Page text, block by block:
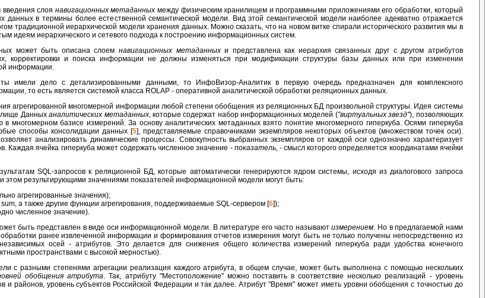
слоя навигационных метаданных между физическим хранилищем и программными приложениями его обработки, который
в термины более естественной семантической модели. Вид этой семантической модели наиболее адекватно отражается
традиционной иерархической модели хранения данных. Можно сказать, что на новом витке спирали исторического развития мы в
идеям иерархического и сетевого подхода к построению информационных систем.
может быть описана слоем навигационных метаданныхи представлена как иерархия связанных друг с другом атрибутов
корректировки и поиска информации не должны изменяться при модификации структуры базы данных или при изменении
информации.
имели дело с детализированными данными, то ИнфоВизор-Аналитик в первую очередь предназначен для комплексного
то есть является системой класса ROLAP - оперативной аналитической обработки реляционных данных.
агрегированной многомерной информации любой степени обобщения из реляционных БД произвольной структуры. Идея системы
Данныханалитических метаданных, которые содержат набор информационных моделей ("виртуальных звезд"), позволяющих
многомерном базисе измерений. За основу аналитических метаданных взято понятие многомерного гиперкуба. Осями гиперкуба
способы консолидации данных [5], представляемые справочниками экземпляров некоторых объектов (множеством точек оси).
анализировать динамические процессы. Совокупность выбранных экземпляров от каждой оси однозначно характеризует
Каждая ячейка гиперкуба может содержать численное значение - показатель, - смысл которого определяется координатами ячейки
SQL-запросов к реляционной БД, которые автоматически генерируются ядром системы, исходя из диалогового запроса
результирующими значениями показателей информационной модели могут быть:
агрегированные значения);
а также другие функции агрегирования, поддерживаемые SQL-сервером [6]);
численное значение).
быть представлен в виде оси информационной модели. В литературе его часто называютизмерением. Но в предлагаемой нами
ранее извлеченной информации и формирования отчетов измерения могут быть не только получены непосредственно из
осей - атрибутов. Это делается для снижения общего количества измерений гиперкуба ради удобства конечного
пространствами с высокой мерностью).
с разными степенями агрегации реализация каждого атрибута, в общем случае, может быть выполнена с помощью нескольких
обобщения атрибута. Так, атрибуту "Местоположение" можно поставить в соответствие несколько реализаций - уровень
и районов, уровень субъектов Российской Федерации и так далее. Атрибут "Время" может иметь уровни обобщения с точностью до